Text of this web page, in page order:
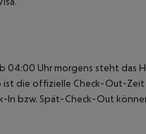
04:00 Uhr morgens steht
die offizielle Check-Out-
In bzw. Spät-Check-Out